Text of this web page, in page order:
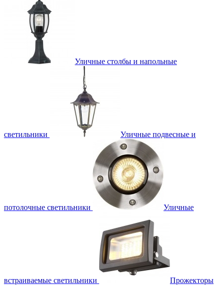
Уличные столбы и напольные
светильники Уличные подвесные и
потолочные светильники Уличные
встраиваемые светильники
Прожекторы